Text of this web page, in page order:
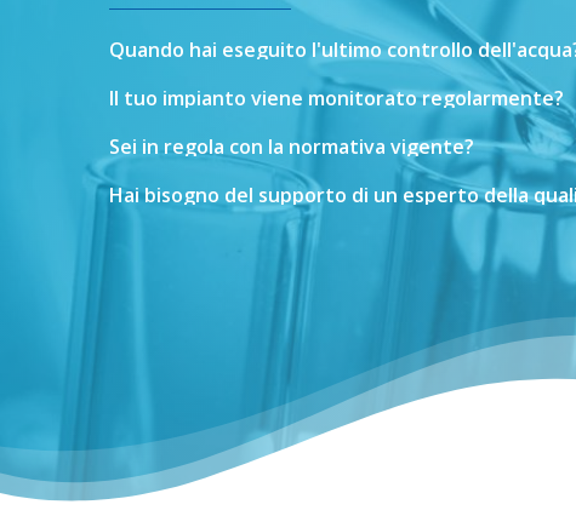
Quando hai eseguito l'ultimo controllo
Il tuo impianto viene monitoratoregolarmente?
Sei in regola con la normativa vigente?
Hai bisogno del supporto di un espertodella